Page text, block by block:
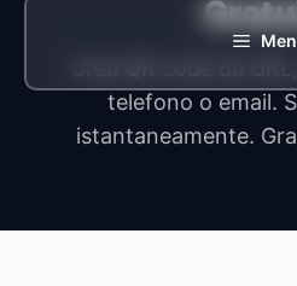
telefono o email.
istantaneamente.